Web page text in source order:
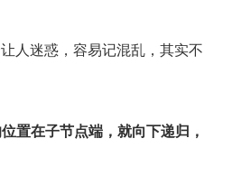
人迷惑，容易记混乱，其实不
置在子节点端，就向下递归，